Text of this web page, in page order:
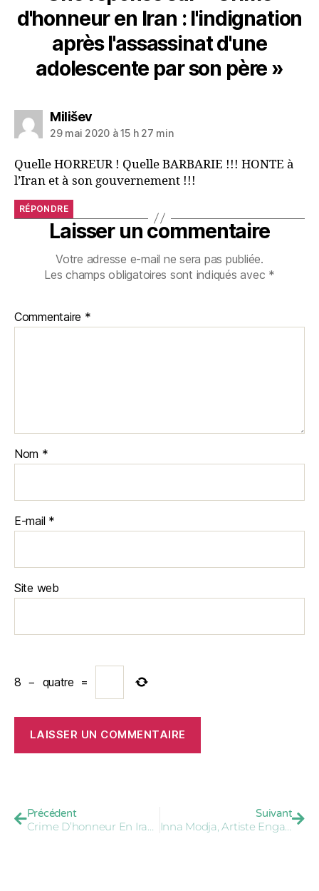
d'honneur en Iran : l'indignation
après l'assassinat d'une
adolescente par son père »
Milišev
29 mai 2020 à 15 h 27 min
Quelle HORREUR ! Quelle BARBARIE !!! HONTE à
l’Iran et à son gouvernement !!!
RÉPONDRE
Laisser un commentaire
Votre adresse e-mail ne sera pas publiée.
Les champs obligatoires sont indiqués avec *
Commentaire *
Nom *
E-mail *
Site web
8 − quatre =
Précédent Suivant